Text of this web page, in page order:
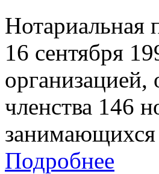
Нотариальная
16 сентября
организацией,
членства 146
занимающихся
Подробнее